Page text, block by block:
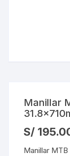
Manillar
S/
Manillar